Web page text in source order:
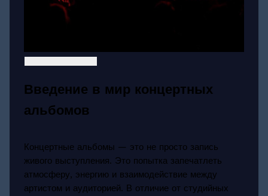
Введение в мир концертных
альбомов
Концертные альбомы — это не просто запись
живого выступления. Это попытка запечатлеть
атмосферу, энергию и взаимодействие между
артистом и аудиторией. В отличие от студийных